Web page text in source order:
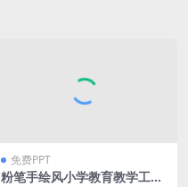
免费PPT
粉笔手绘风小学教育教学工作